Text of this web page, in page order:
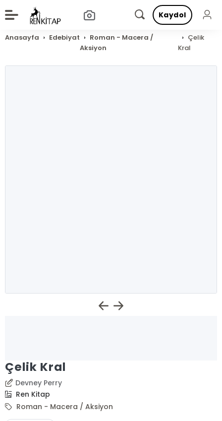
Kaydol
Anasayfa Edebiyat
Roman - Macera /
Aksiyon
Çelik
Kral
Çelik Kral
Devney Perry
Ren Kitap
Roman - Macera / Aksiyon